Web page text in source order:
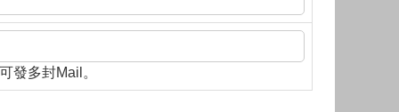
發多封Mail。